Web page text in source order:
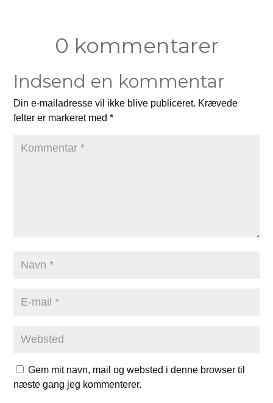
0 kommentarer
Indsend en kommentar
Din e-mailadresse vil ikke blive publiceret. Krævede
felter er markeret med*
Gem mit navn, mail og websted i denne browser til
næste gang jeg kommenterer.